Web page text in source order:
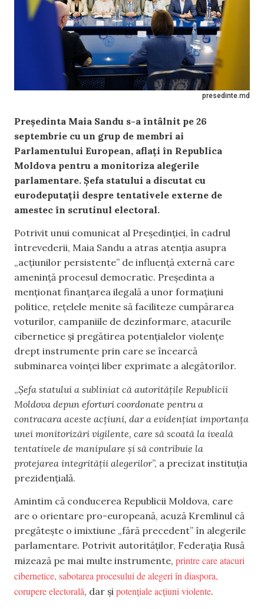
presedinte.md
Președinta Maia Sandu s-a întâlnit pe 26
septembrie cu un grup de membri ai
Parlamentului European, aflați în Republica
Moldova pentru a monitoriza alegerile
parlamentare. Șefa statului a discutat cu
eurodeputații despre tentativele externe de
amestec în scrutinul electoral.
Potrivit unui comunicat al Președinției, în cadrul
întrevederii, Maia Sandu a atras atenția asupra
„acțiunilor persistente” de influență externă care
amenință procesul democratic. Președinta a
menționat finanțarea ilegală a unor formațiuni
politice, rețelele menite să faciliteze cumpărarea
voturilor, campaniile de dezinformare, atacurile
cibernetice și pregătirea potențialelor violențe
drept instrumente prin care se încearcă
subminarea voinței liber exprimate a alegătorilor.
„Șefa statului a subliniat că autoritățile Republicii
Moldova depun eforturi coordonate pentru a
contracara aceste acțiuni, dar a evidențiat importanța
unei monitorizări vigilente, care să scoată la iveală
tentativele de manipulare și să contribuie la
protejarea integrității alegerilor”, a precizat instituția
prezidențială.
Amintim că conducerea Republicii Moldova, care
are o orientare pro-europeană, acuză Kremlinul că
pregătește o imixtiune „fără precedent” în alegerile
parlamentare. Potrivit autorităților, Federația Rusă
mizează pe mai multe instrumente, printre care atacuri
cibernetice, sabotarea procesului de alegeri în diaspora,
corupere electorală, dar și potențiale acțiuni violente.